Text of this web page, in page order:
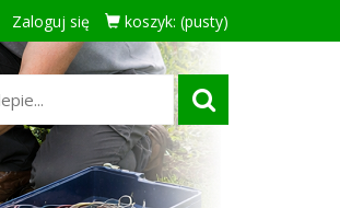
Zaloguj się koszyk: (pusty)